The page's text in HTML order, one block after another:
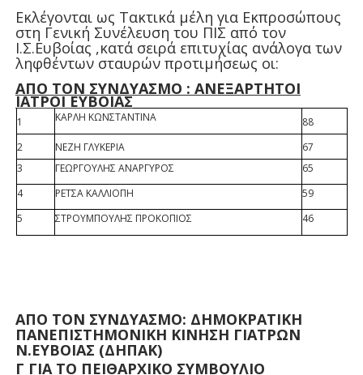
Εκλέγονται ως Τακτικά μέλη για Εκπροσώπους
στη Γενική Συνέλευση του ΠΙΣ από τον
Ι.Σ.Ευβοίας ,κατά σειρά επιτυχίας ανάλογα των
ληφθέντων σταυρών προτιμήσεως οι:
ΑΠΟ ΤΟΝ ΣΥΝΔΥΑΣΜΟ : ΑΝΕΞΑΡΤΗΤΟΙ
ΙΑΤΡΟΙ ΕΥΒΟΙΑΣ
1 ΚΑΡΛΗ ΚΩΝΣΤΑΝΤΙΝΑ
88
2
ΝΕΖΗ ΓΛΥΚΕΡΙΑ
67
3
ΓΕΩΡΓΟΥΛΗΣ ΑΝΑΡΓΥΡΟΣ
65
4
ΡΕΤΣΑ ΚΑΛΛΙΟΠΗ
59
5
ΣΤΡΟΥΜΠΟΥΛΗΣ ΠΡΟΚΟΠΙΟΣ 46
ΑΠΟ ΤΟΝ ΣΥΝΔΥΑΣΜΟ: ΔΗΜΟΚΡΑΤΙΚΗ
ΠΑΝΕΠΙΣΤΗΜΟΝΙΚΗ ΚΙΝΗΣΗ ΓΙΑΤΡΩΝ
Ν.ΕΥΒΟΙΑΣ (ΔΗΠΑΚ)
Γ ΓΙΑ ΤΟ ΠΕΙΘΑΡΧΙΚΟ ΣΥΜΒΟΥΛΙΟ